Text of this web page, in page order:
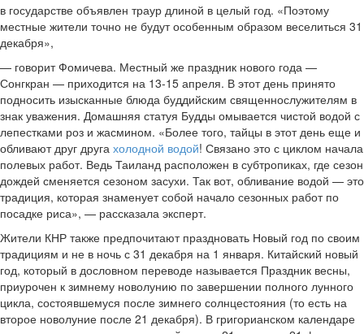
в государстве объявлен траур длиной в целый год. «Поэтому
местные жители точно не будут особенным образом веселиться 31
декабря»,
— говорит Фомичева. Местный же праздник нового года —
Сонгкран — приходится на 13-15 апреля. В этот день принято
подносить изысканные блюда буддийским священнослужителям в
знак уважения. Домашняя статуя Будды омывается чистой водой с
лепестками роз и жасмином. «Более того, тайцы в этот день еще и
обливают друг друга холодной водой! Связано это с циклом начала
полевых работ. Ведь Таиланд расположен в субтропиках, где сезон
дождей сменяется сезоном засухи. Так вот, обливание водой — это
традиция, которая знаменует собой начало сезонных работ по
посадке риса», — рассказала эксперт.
Жители КНР также предпочитают праздновать Новый год по своим
традициям и не в ночь с 31 декабря на 1 января. Китайский новый
год, который в дословном переводе называется Праздник весны,
приурочен к зимнему новолунию по завершении полного лунного
цикла, состоявшемуся после зимнего солнцестояния (то есть на
второе новолуние после 21 декабря). В григорианском календаре